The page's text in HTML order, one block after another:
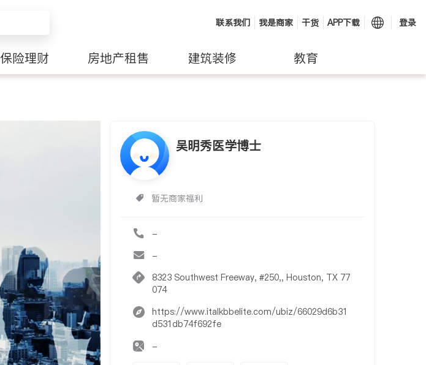
联系我们 我是商家 干货 APP下载 登录
保险理财 房地产租售 建筑装修 教育
吴明秀医学博士
暂无商家福利
-
-
8323 Southwest Freeway, #250,, Houston, TX 77
074
https://www.italkbbelite.com/ubiz/66029d6b31
d531db74f692fe
-